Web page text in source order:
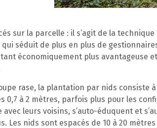
sur la parcelle : il s’agit de la
séduit de plus en plus de
économiquement plus avantageuse
rase, la plantation par nids consiste
0,7 à 2 mètres, parfois plus pour les
leurs voisins, s’auto-éduquent et
nids sont espacés de 10 à 20